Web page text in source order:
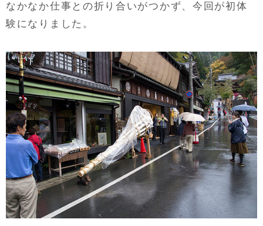
なかなか仕事との折り合いがつかず、今回が初体
験になりました。